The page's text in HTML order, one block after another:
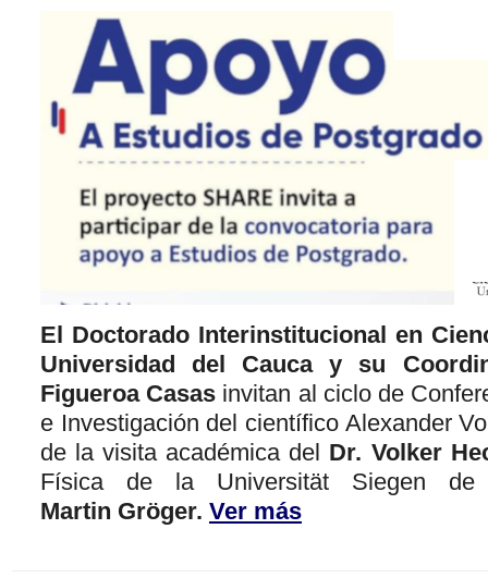
El Doctorado Interinstitucional en
Universidad del Cauca y su
Figueroa Casas invitan al ciclo de
e Investigación del científico Alexander
de la visita académica del Dr. Volker
Física de la Universität Siegen
Martin Gröger. Ver más